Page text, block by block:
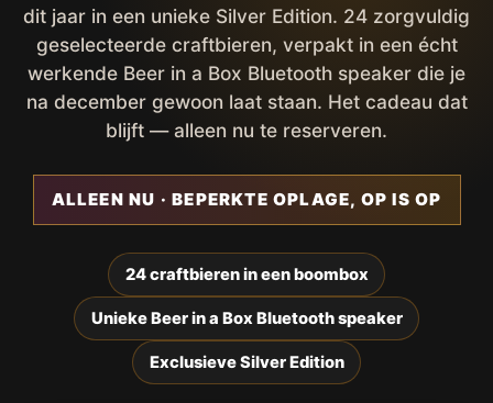
dit jaar in een unieke Silver Edition. 24 zorgvuldig
geselecteerde craftbieren, verpakt in een écht
werkende Beer in a Box Bluetooth speaker die je
na december gewoon laat staan. Het cadeau dat
blijft — alleen nu te reserveren.
ALLEEN NU · BEPERKTE OPLAGE, OP IS OP
24 craftbieren in een boombox
Unieke Beer in a Box Bluetooth speaker
Exclusieve Silver Edition